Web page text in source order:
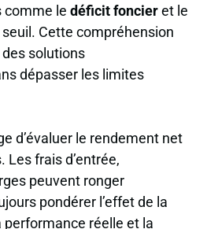
comme le déficit foncieret le
Cette compréhension
solutions
dépasser les limites
d’évaluer le rendement net
frais d’entrée,
peuvent ronger
pondérer l’effet de la
réelle et la